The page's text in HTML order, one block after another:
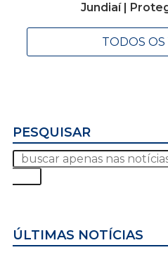
Jundiaí |
TODOS OS
PESQUISAR
ÚLTIMAS NOTÍCIAS